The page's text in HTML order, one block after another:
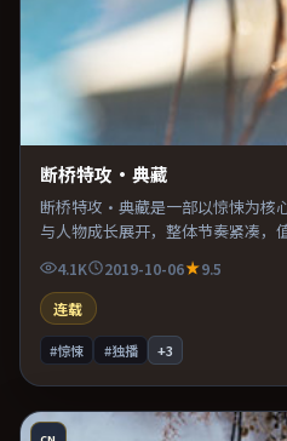
断桥特攻·典藏
断桥特攻·典藏是一部以惊悚为核
与人物成长展开，整体节奏紧凑，
4.1K 2019-10-06
9.5
连载
#惊悚 #独播 +3